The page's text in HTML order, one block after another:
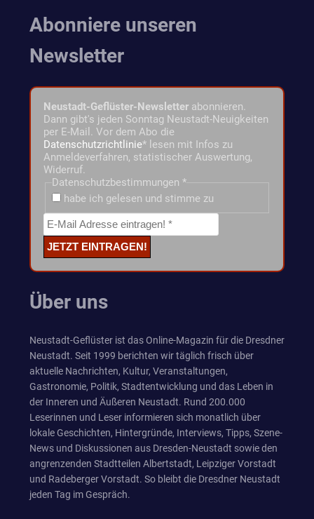
Abonniere unseren
Newsletter
Neustadt-Geflüster-Newsletter abonnieren.
Dann gibt's jeden Sonntag Neustadt-Neuigkeiten
per E-Mail. Vor dem Abo die
Datenschutzrichtlinie* lesen mit Infos zu
Anmeldeverfahren, statistischer Auswertung,
Widerruf.
Datenschutzbestimmungen *
habe ich gelesen und stimme zu
Über uns
Neustadt-Geflüster ist das Online-Magazin für die Dresdner
Neustadt. Seit 1999 berichten wir täglich frisch über
aktuelle Nachrichten, Kultur, Veranstaltungen,
Gastronomie, Politik, Stadtentwicklung und das Leben in
der Inneren und Äußeren Neustadt. Rund 200.000
Leserinnen und Leser informieren sich monatlich über
lokale Geschichten, Hintergründe, Interviews, Tipps, Szene-
News und Diskussionen aus Dresden-Neustadt sowie den
angrenzenden Stadtteilen Albertstadt, Leipziger Vorstadt
und Radeberger Vorstadt. So bleibt die Dresdner Neustadt
jeden Tag im Gespräch.